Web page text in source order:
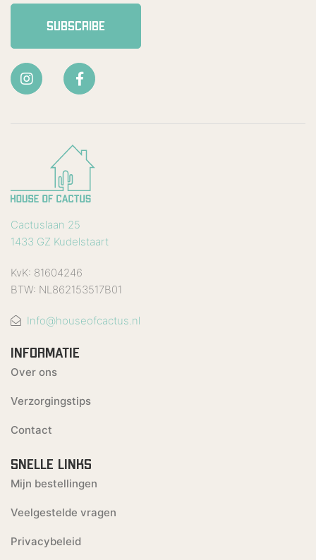
SUBSCRIBE
Cactuslaan 25
1433 GZ Kudelstaart
KvK: 81604246
BTW: NL862153517B01
Info@houseofcactus.nl
INFORMATIE
Over ons
Verzorgingstips
Contact
SNELLE LINKS
Mijn bestellingen
Veelgestelde vragen
Privacybeleid